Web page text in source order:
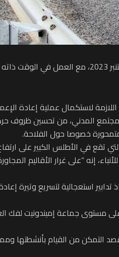
انخرطت السلطات الإقليمية بشيشاوة، مبكرا، في سباق مع الزمن من أجل إعادة تأهيل الطرق
لاستكمال عملية إعادة
المدني، من تحسين ظروف
خصوصا حول الفلاحة.
الكبير على ارتفاع 1400 متر
إنه “على غرار الأقاليم
استعجالية لتسريع وتيرة
إنجاز البنيات التحتية الطرقية على مستوى جماعة
التمكن من القيام بأنشطتها